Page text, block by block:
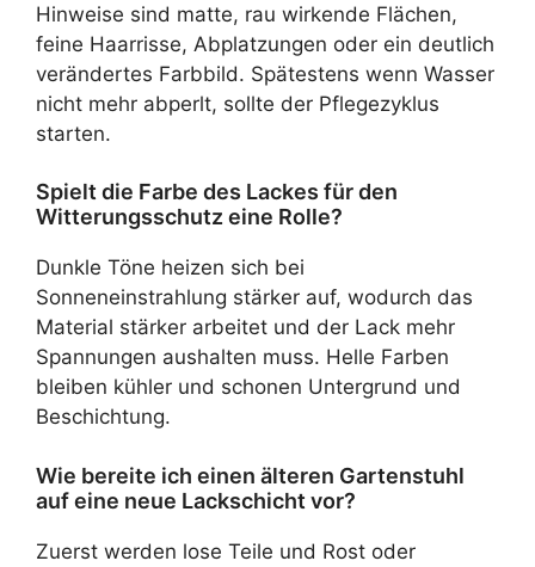
Hinweise sind matte, rau wirkende Flächen,
feine Haarrisse, Abplatzungen oder ein deutlich
verändertes Farbbild. Spätestens wenn Wasser
nicht mehr abperlt, sollte der Pflegezyklus
starten.
Spielt die Farbe des Lackes für den
Witterungsschutz eine Rolle?
Dunkle Töne heizen sich bei
Sonneneinstrahlung stärker auf, wodurch das
Material stärker arbeitet und der Lack mehr
Spannungen aushalten muss. Helle Farben
bleiben kühler und schonen Untergrund und
Beschichtung.
Wie bereite ich einen älteren Gartenstuhl
auf eine neue Lackschicht vor?
Zuerst werden lose Teile und Rost oder